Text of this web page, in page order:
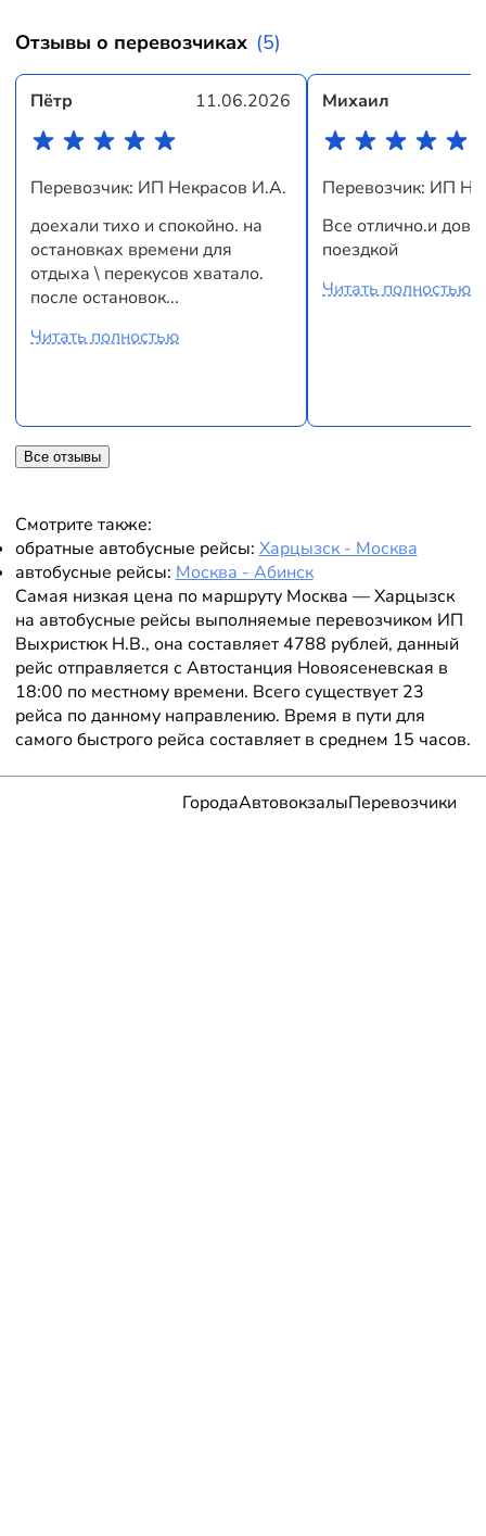
Отзывы о перевозчиках (5)
Пётр 11.06.2026
Перевозчик: ИП Некрасов И.А.
доехали тихо и спокойно. на
остановках времени для
отдыха \ перекусов хватало.
после остановок...
Читать полностью
Михаил
Перевозчик: ИП
Все отлично.и
поездкой
Читать полностью
Все отзывы
Смотрите также:
обратные автобусные рейсы: Харцызск - Москва
автобусные рейсы: Москва - Абинск
Самая низкая цена по маршруту Москва — Харцызск
на автобусные рейсы выполняемые перевозчиком ИП
Выхристюк Н.В., она составляет 4788 рублей, данный
рейс отправляется с Автостанция Новоясеневская в
18:00 по местному времени. Всего существует 23
рейса по данному направлению. Время в пути для
самого быстрого рейса составляет в среднем 15 часов.
ГородаАвтовокзалыПеревозчики